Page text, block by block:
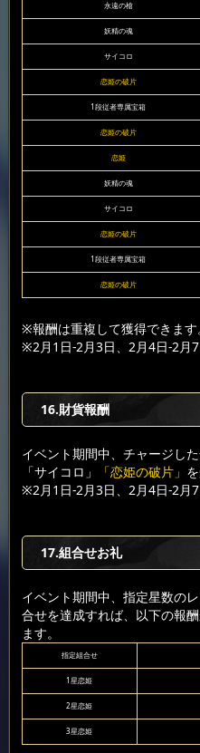
永遠の槍
妖精の魂
サイコロ
恋姫の破片
1段従者専属宝箱
恋姫の破片
恋姫
妖精の魂
サイコロ
恋姫の破片
1段従者専属宝箱
恋姫の破片
※報酬は重複して獲得できます
※2月1日-2月3日、2月4日-2月7
16.財貨報酬
イベント期間中、チャージし
「サイコロ」
「恋姫の破片」
※2月1日-2月3日、2月4日-2月7
17.組合せお礼
イベント期間中、指定星数の
合せを達成すれば、以下の報
ます。
指定組合せ
1星恋姫
2星恋姫
3星恋姫